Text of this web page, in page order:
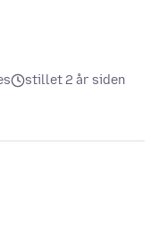
stillet 2 år siden